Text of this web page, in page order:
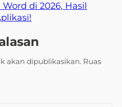
di 2026, Hasil
akan dipublikasikan. Ruas